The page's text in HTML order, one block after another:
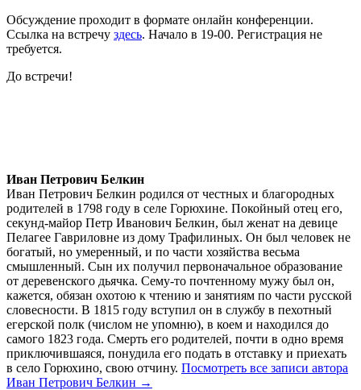
Обсуждение проходит в формате онлайн конференции.
Ссылка на встречу здесь. Начало в 19-00. Регистрация не
требуется.
До встречи!
Иван Петрович Белкин
Иван Петрович Белкин родился от честных и благородных
родителей в 1798 году в селе Горюхине. Покойный отец его,
секунд-майор Петр Иванович Белкин, был женат на девице
Пелагее Гавриловне из дому Трафилиных. Он был человек не
богатый, но умеренный, и по части хозяйства весьма
смышленный. Сын их получил первоначальное образование
от деревенского дьячка. Сему-то почтенному мужу был он,
кажется, обязан охотою к чтению и занятиям по части русской
словесности. В 1815 году вступил он в службу в пехотный
егерской полк (числом не упомню), в коем и находился до
самого 1823 года. Смерть его родителей, почти в одно время
приключившаяся, понудила его подать в отставку и приехать
в село Горюхино, свою отчину. Посмотреть все записи автора
Иван Петрович Белкин →